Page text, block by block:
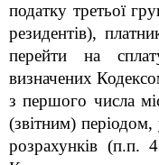
податку третьої
резидентів),
перейти на
визначених
з першого числа
(звітним)
розрахунків